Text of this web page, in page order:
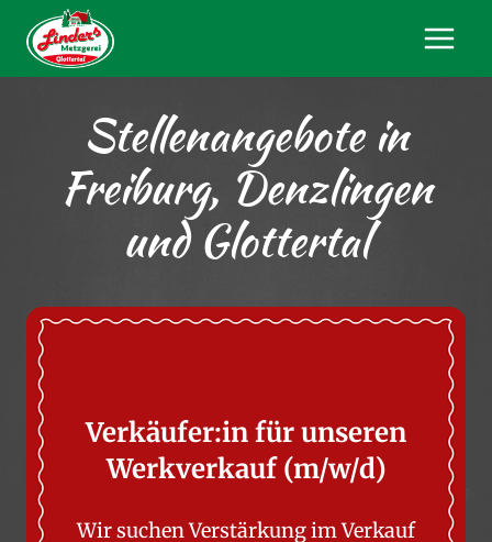
Stellenangebote in
Freiburg, Denzlingen
und Glottertal
Verkäufer:in für unseren
Werkverkauf (m/w/d)
Wir suchen Verstärkung im Verkauf